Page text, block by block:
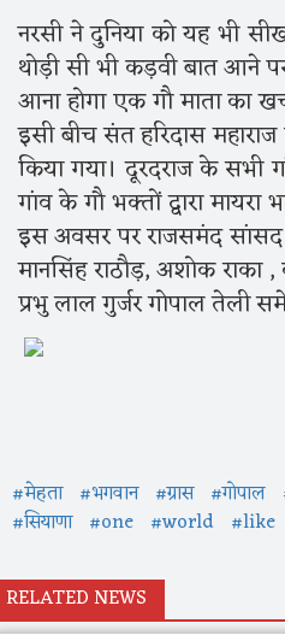
नरसी ने दुनिया को यह भी
थोड़ी सी भी कड़वी बात आने
आना होगा एक गौ माता का
इसी बीच संत हरिदास
किया गया। दूरदराज के सभी
गांव के गौ भक्तों द्वारा
इस अवसर पर राजसमंद सांसद
मानसिंह राठौड़, अशोक राका
प्रभु लाल गुर्जर गोपाल तेली
#मेहता #भगवान #ग्रास #गोपाल
#सियाणा #one #world #like
RELATED NEWS